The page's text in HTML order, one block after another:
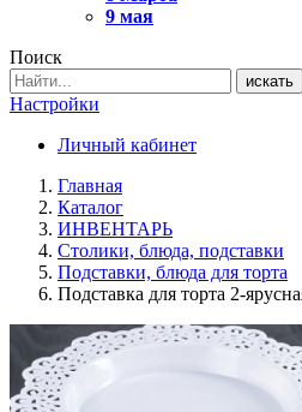
9 мая
Поиск
искать
Настройки
Личный кабинет
Главная
Каталог
ИНВЕНТАРЬ
Столики, блюда, подставки
Подставки, блюда для торта
Подставка для торта 2-